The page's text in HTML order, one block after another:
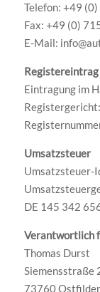
Telefon: +49
Fax: +49 (0)
E-Mail:
Registereintrag
Eintragung im
Umsatzsteuer
Umsatzsteuer-
DE 145 342
Verantwortlich
Thomas Durst
Siemensstraße
73760